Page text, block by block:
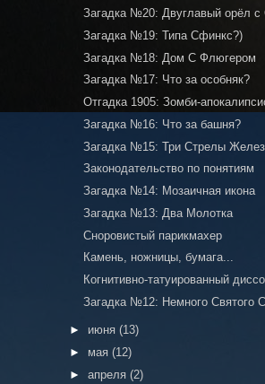
Загадка №20: Двуглавый орёл
Загадка №19: Типа Сфинкс?)
Загадка №18: Дом С Флюгером
Загадка №17: Что за особняк?
Отгадка 1905: Зомби-
Загадка №16: Что за башня?
Загадка №15: Три Стрелы
Законодательство по понятиям
Загадка №14: Мозаичная икона
Загадка №13: Два Молотка
Сноровистый парикмахер
Камень, ножницы, бумага...
Когнитивно-татуированный
Загадка №12: Немного Святого
► июня (13)
► мая (12)
► апреля (2)